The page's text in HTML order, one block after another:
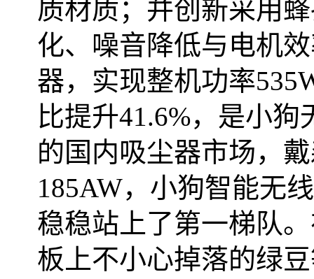
质材质；并创新采用
化、噪音降低与电机
器，实现整机功率
比提升41.6%，是小狗
的国内吸尘器市场，
185AW，小狗智能无
稳稳站上了第一梯队
板上不小心掉落的绿